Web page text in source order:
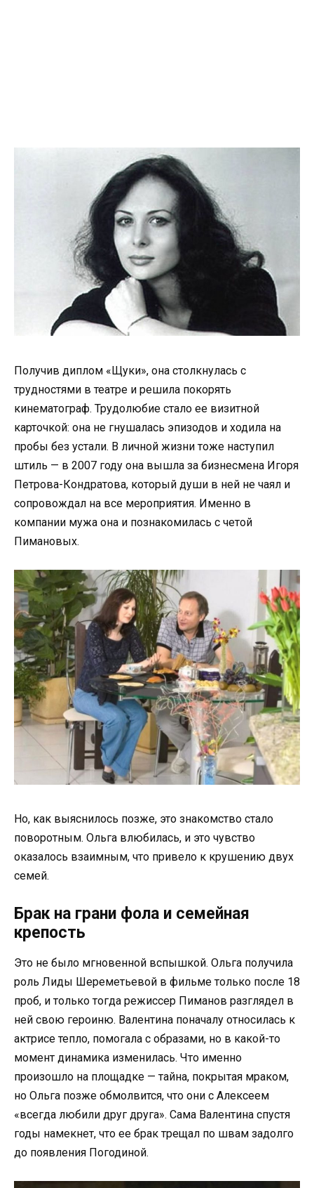
Получив диплом «Щуки», она столкнулась с
трудностями в театре и решила покорять
кинематограф. Трудолюбие стало ее визитной
карточкой: она не гнушалась эпизодов и ходила на
пробы без устали. В личной жизни тоже наступил
штиль — в 2007 году она вышла за бизнесмена Игоря
Петрова-Кондратова, который души в ней не чаял и
сопровождал на все мероприятия. Именно в
компании мужа она и познакомилась с четой
Пимановых.
Но, как выяснилось позже, это знакомство стало
поворотным. Ольга влюбилась, и это чувство
оказалось взаимным, что привело к крушению двух
семей.
Брак на грани фола и семейная
крепость
Это не было мгновенной вспышкой. Ольга получила
роль Лиды Шереметьевой в фильме только после 18
проб, и только тогда режиссер Пиманов разглядел в
ней свою героиню. Валентина поначалу относилась к
актрисе тепло, помогала с образами, но в какой-то
момент динамика изменилась. Что именно
произошло на площадке — тайна, покрытая мраком,
но Ольга позже обмолвится, что они с Алексеем
«всегда любили друг друга». Сама Валентина спустя
годы намекнет, что ее брак трещал по швам задолго
до появления Погодиной.